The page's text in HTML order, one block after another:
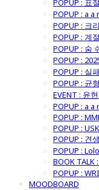
POPUP : 표
POPUP : a a
POPUP : 크
POPUP : 계
POPUP : 숨
POPUP :
POPUP : 실
POPUP : 균
EVENT : 윤
POPUP : a a
POPUP :
POPUP :
POPUP : 견
POPUP :
BOOK TALK
POPUP :
MOODBOARD